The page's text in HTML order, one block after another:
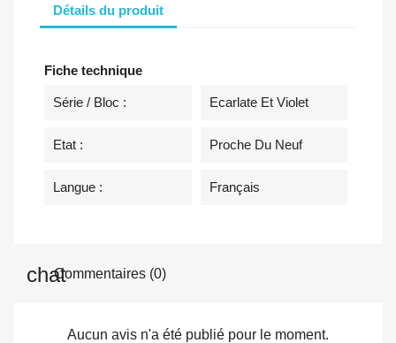
Détails du produit
Fiche technique
Série / Bloc : Ecarlate Et Violet
Etat : Proche Du Neuf
Langue : Français
Commentaires (0)
Aucun avis n'a été publié pour le moment.